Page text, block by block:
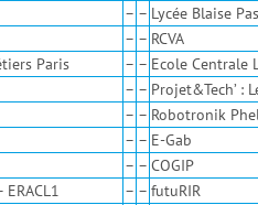
– – Lycée Blaise
– – RCVA
Paris – – Ecole Centrale
– – Projet&Tech’ :
– – Robotronik
– – E-Gab
– – COGIP
ERACL1 – – futuRIR